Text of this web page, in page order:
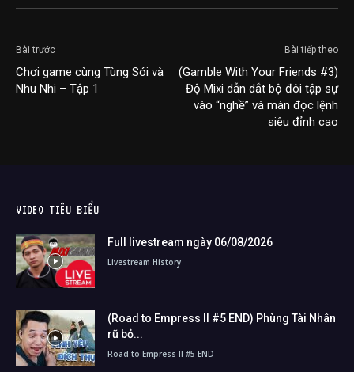
Bài trước
Chơi game cùng Tùng Sói và
Nhu Nhi – Tập 1
Bài tiếp theo
(Gamble With Your Friends #3)
Độ Mixi dẫn dắt bộ đôi tập sự
vào “nghề” và màn đọc lệnh
siêu đỉnh cao
VIDEO TIÊU BIỂU
Full livestream ngày 06/08/2026
Livestream History
(Road to Empress II #5 END) Phùng Tài Nhân
rũ bỏ...
Road to Empress II #5 END